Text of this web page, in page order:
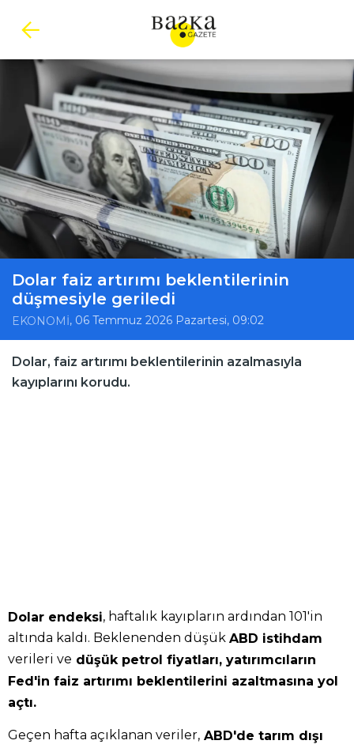
Dolar faiz artırımı beklentilerinin
düşmesiyle geriledi
EKONOMİ, 06 Temmuz 2026 Pazartesi, 09:02
Dolar, faiz artırımı beklentilerinin azalmasıyla
kayıplarını korudu.
Dolar endeksi, haftalık kayıpların ardından 101'in
altında kaldı. Beklenenden düşük ABD istihdam
verileri ve düşük petrol fiyatları, yatırımcıların
Fed'in faiz artırımı beklentilerini azaltmasına yol
açtı.
Geçen hafta açıklanan veriler, ABD'de tarım dışı